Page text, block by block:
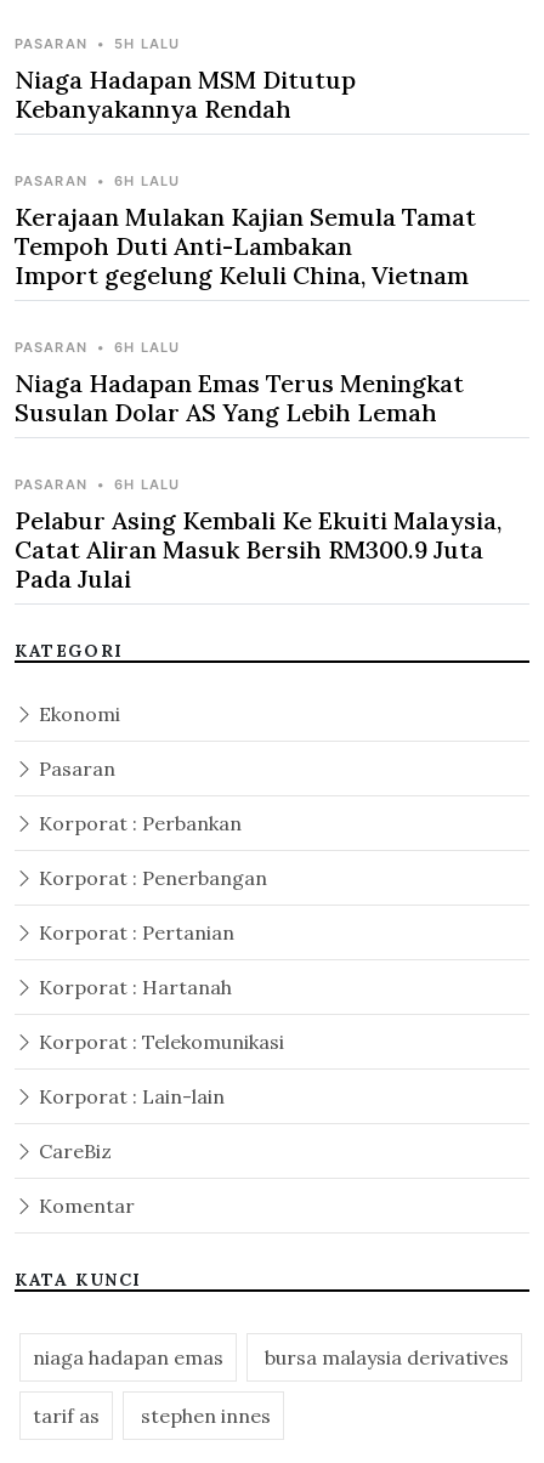
PASARAN • 5H LALU
Niaga Hadapan MSM Ditutup
Kebanyakannya Rendah
PASARAN • 6H LALU
Kerajaan Mulakan Kajian Semula Tamat
Tempoh Duti Anti-Lambakan
Import gegelung Keluli China, Vietnam
PASARAN • 6H LALU
Niaga Hadapan Emas Terus Meningkat
Susulan Dolar AS Yang Lebih Lemah
PASARAN • 6H LALU
Pelabur Asing Kembali Ke Ekuiti Malaysia,
Catat Aliran Masuk Bersih RM300.9 Juta
Pada Julai
KATEGORI
Ekonomi
Pasaran
Korporat : Perbankan
Korporat : Penerbangan
Korporat : Pertanian
Korporat : Hartanah
Korporat : Telekomunikasi
Korporat : Lain-lain
CareBiz
Komentar
KATA KUNCI
niaga hadapan emas bursa malaysia derivatives
tarif as stephen innes